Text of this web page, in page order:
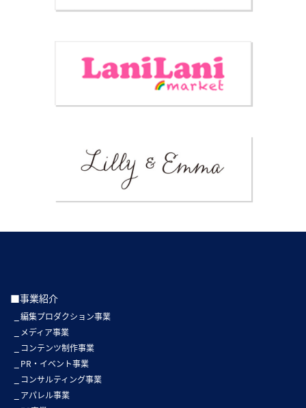
■事業紹介
編集プロダクション事業
メディア事業
コンテンツ制作事業
PR・イベント事業
コンサルティング事業
アパレル事業